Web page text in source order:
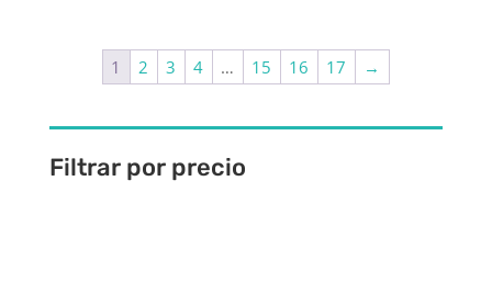
1 2 3 4 … 15 16 17 →
Filtrar por precio